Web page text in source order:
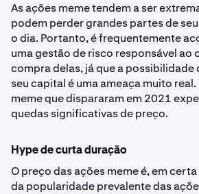
As ações meme tendem a ser
podem perder grandes partes de
o dia. Portanto, é frequentemente
uma gestão de risco responsável ao
compra delas, já que a possibilidade
seu capital é uma ameaça muito
meme que dispararam em 2021
quedas significativas de preço.
Hype de curta duração
O preço das ações meme é, em
da popularidade prevalente das